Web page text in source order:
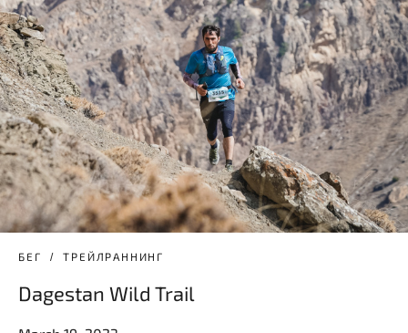
БЕГ ТРЕЙЛРАННИНГ
Dagestan Wild Trail